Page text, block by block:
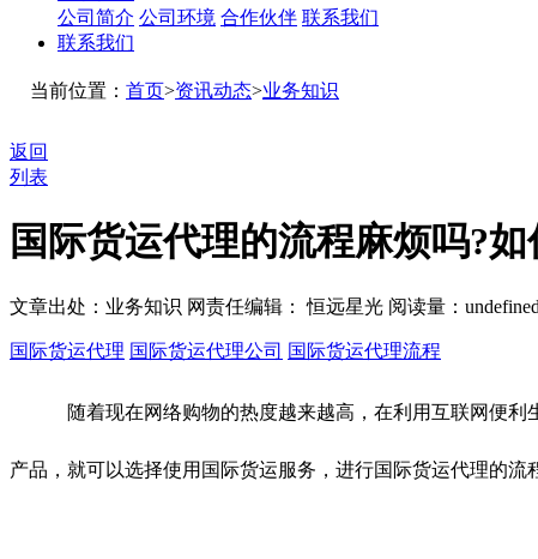
公司简介 公司环境 合作伙伴 联系我们
联系我们
当前位置： 首页>资讯动态>业务知识
返回
列表
国际货运代理的流程麻烦吗?
文章出处：业务知识 网责任编辑： 恒远星光 阅读量： undefined
国际货运代理 国际货运代理公司 国际货运代理流程
随着现在网络购物的热度越来越高，在利用互联网便利生
产品，就可以选择使用国际货运服务，进行国际货运代理的流